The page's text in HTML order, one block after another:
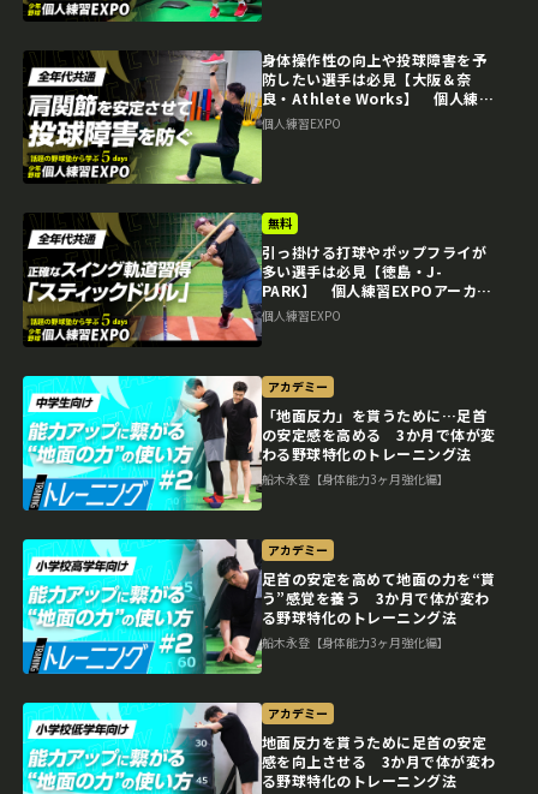
身体操作性の向上や投球障害を予
防したい選手は必見【大阪＆奈
良・Athlete Works】 個人練習
EXPOアーカイブ
個人練習EXPO
無料
引っ掛ける打球やポップフライが
多い選手は必見【徳島・J-
PARK】 個人練習EXPOアーカイ
ブ
個人練習EXPO
アカデミー
「地面反力」を貰うために…足首
の安定感を高める 3か月で体が変
わる野球特化のトレーニング法
船木永登【身体能力3ヶ月強化編】
アカデミー
足首の安定を高めて地面の力を“貰
う”感覚を養う 3か月で体が変わ
る野球特化のトレーニング法
船木永登【身体能力3ヶ月強化編】
アカデミー
地面反力を貰うために足首の安定
感を向上させる 3か月で体が変わ
る野球特化のトレーニング法